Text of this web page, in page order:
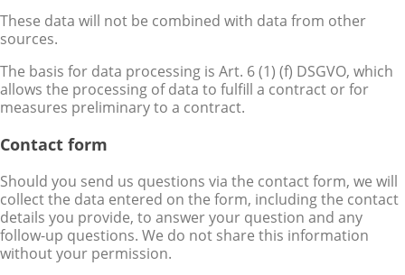
These data will not be combined with data from other
sources.
The basis for data processing is Art. 6 (1) (f) DSGVO, which
allows the processing of data to fulfill a contract or for
measures preliminary to a contract.
Contact form
Should you send us questions via the contact form, we will
collect the data entered on the form, including the contact
details you provide, to answer your question and any
follow-up questions. We do not share this information
without your permission.